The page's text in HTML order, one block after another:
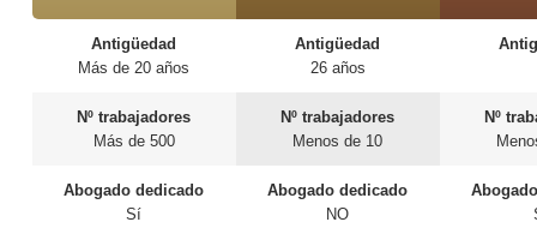
Antigüedad
Más de 20 años
Nº trabajadores
Más de 500
Abogado dedicado
Sí
Antigüedad
26 años
Nº trabajadores
Menos de 10
Abogado dedicado
NO
Nº